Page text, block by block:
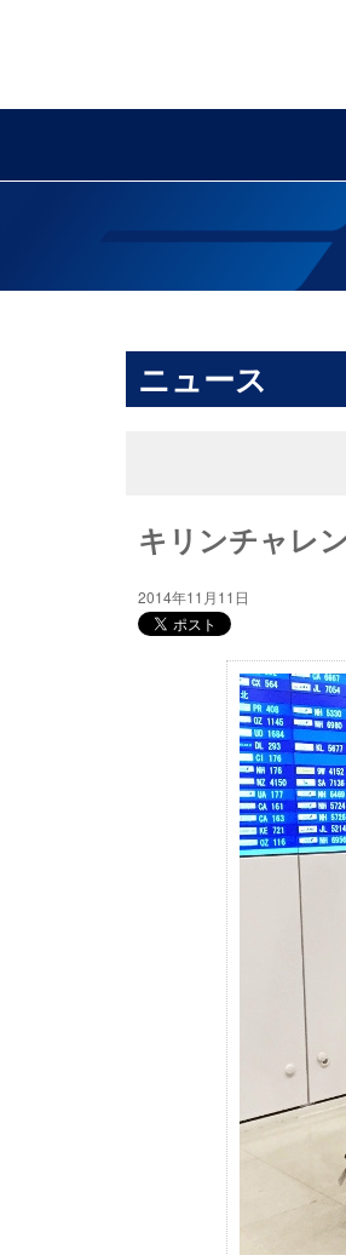
ニュース
キリンチャレ
2014年11月11日